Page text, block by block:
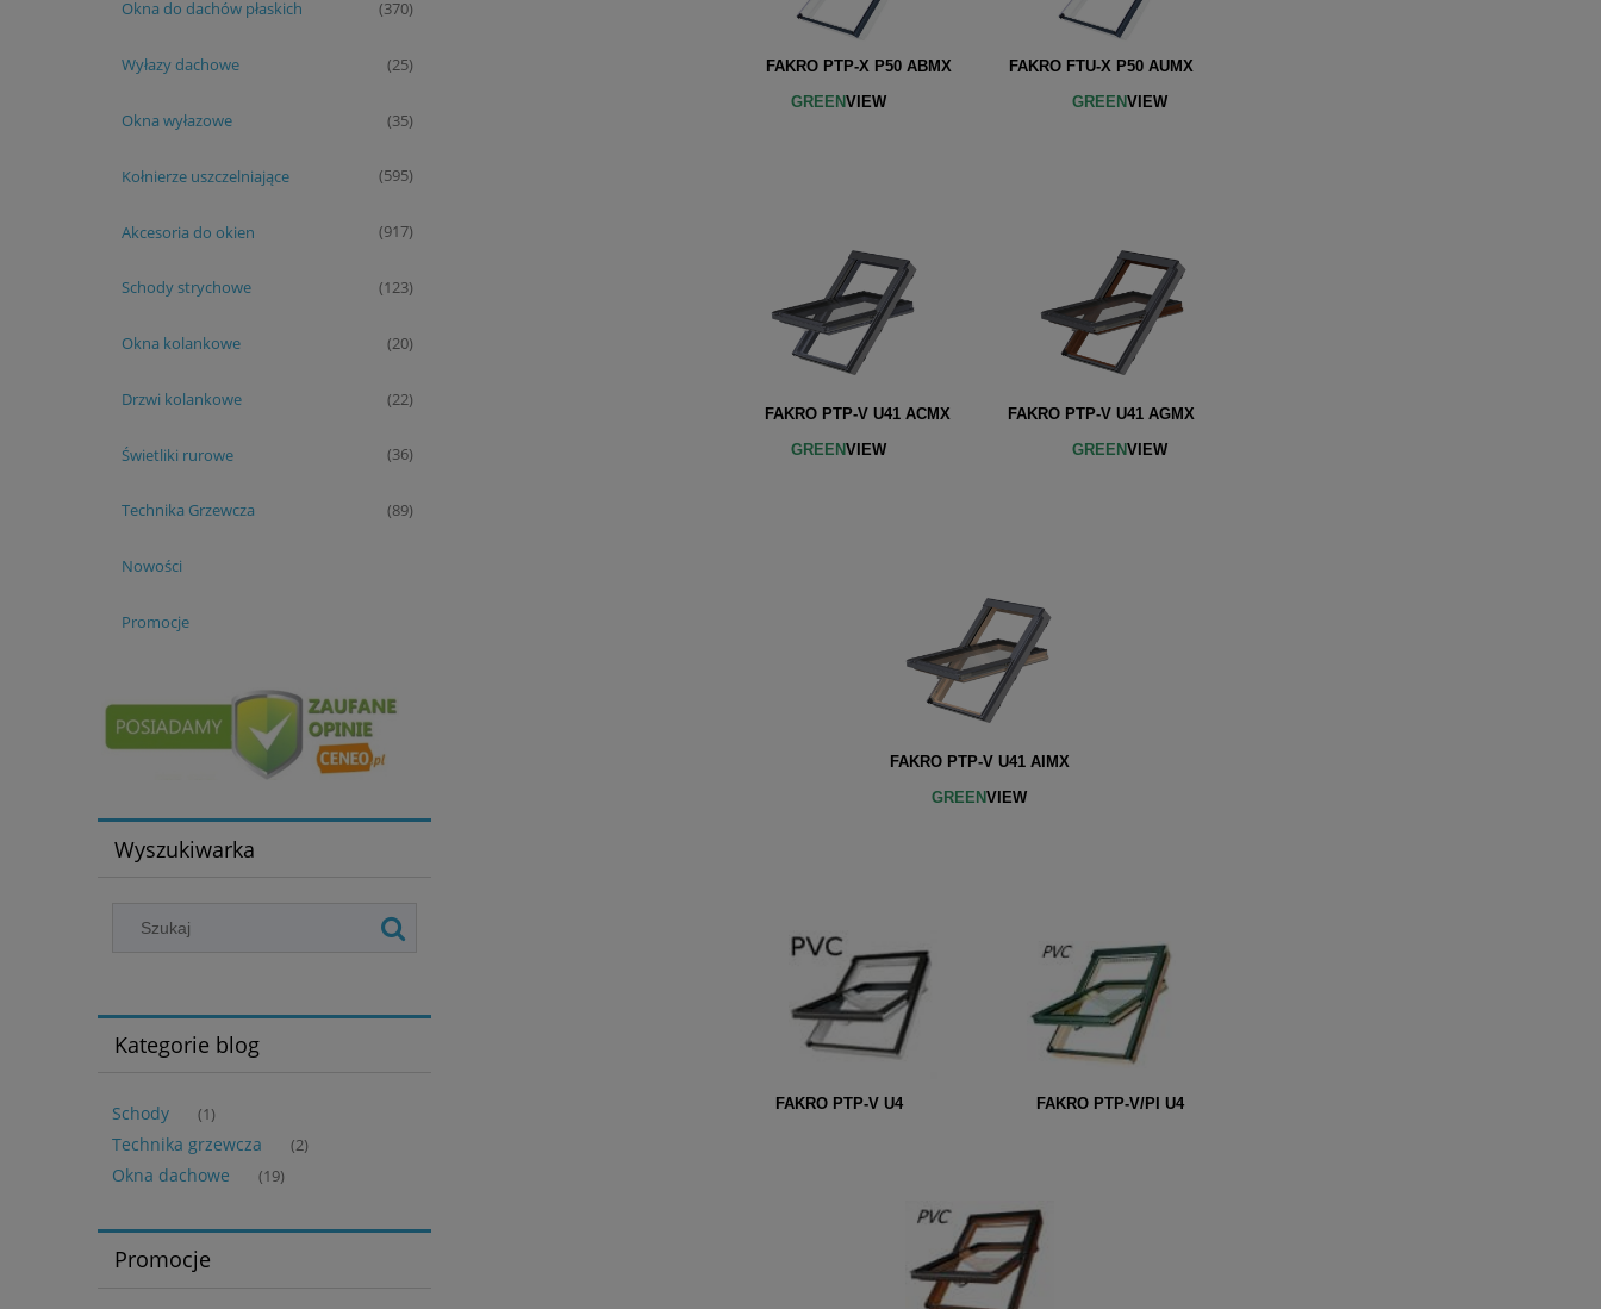
Okna do dachów płaskich (370)
Wyłazy dachowe (25)
Okna wyłazowe (35)
Kołnierze uszczelniające (595)
Akcesoria do okien (917)
Schody strychowe (123)
Okna kolankowe (20)
Drzwi kolankowe (22)
Świetliki rurowe (36)
Technika Grzewcza (89)
Nowości
Promocje
Wyszukiwarka
Kategorie blog
Schody (1)
Technika grzewcza (2)
Okna dachowe (19)
Promocje
FAKRO PTP-X P50 ABMX FAKRO FTU-X P50 AUMX
GREENVIEW GREENVIEW
FAKRO PTP-V U41 ACMX FAKRO PTP-V U41 AGMX
GREENVIEW GREENVIEW
FAKRO PTP-V U41 AIMX
GREENVIEW
FAKRO PTP-V U4 FAKRO PTP-V/PI U4